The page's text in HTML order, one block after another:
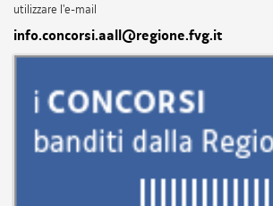
utilizzare l'e-mail
info.concorsi.aall@regione.fvg.it